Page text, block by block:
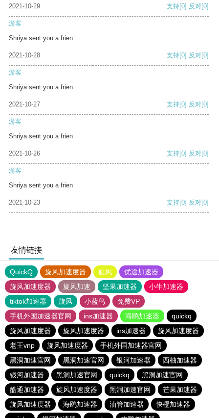
2021-10-29 支持[0] 反对[0]
游客
Shriya sent you a frien
2021-10-28 支持[0] 反对[0]
游客
Shriya sent you a frien
2021-10-27 支持[0] 反对[0]
游客
Shriya sent you a frien
2021-10-26 支持[0] 反对[0]
游客
Shriya sent you a frien
2021-10-23 支持[0] 反对[0]
友情链接
QuickQ 旋风加速度器 旋风
优途加速器
旋风加速度器
旋风加速 坚果加速器
小牛加速器
tiktok加速器
旋风 小蓝鸟
免费VP
手机外国加速器官网
ins加速器 海鸥加速器
quickq
旋风加速度器
旋风加速度器 ins加速器
旋风加速度器
老王vnp
旋风加速度器
手机外国加速器官网
黑洞加速官网
黑洞加速官网 银河加速器
西柚加速器
银河加速器
黑洞加速官网 quickq
黑洞加速官网
酷通加速器
旋风加速度器 黑洞加速官网
芒果加速器
旋风加速度器
海鸥加速器 油管加速器
快橙加速器